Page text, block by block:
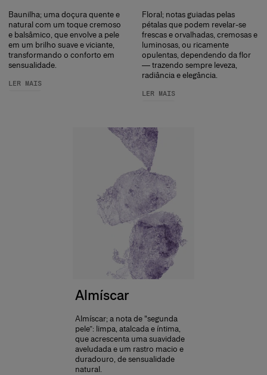
Baunilha; uma doçura quente e
natural com um toque cremoso
e balsâmico, que envolve a pele
em um brilho suave e viciante,
transformando o conforto em
sensualidade.
LER MAIS
Floral; notas guiadas pelas
pétalas que podem revelar-se
frescas e orvalhadas, cremosas e
luminosas, ou ricamente
opulentas, dependendo da flor
— trazendo sempre leveza,
radiância e elegância.
LER MAIS
Almíscar
Almíscar; a nota de “segunda
pele”: limpa, atalcada e íntima,
que acrescenta uma suavidade
aveludada e um rastro macio e
duradouro, de sensualidade
natural.